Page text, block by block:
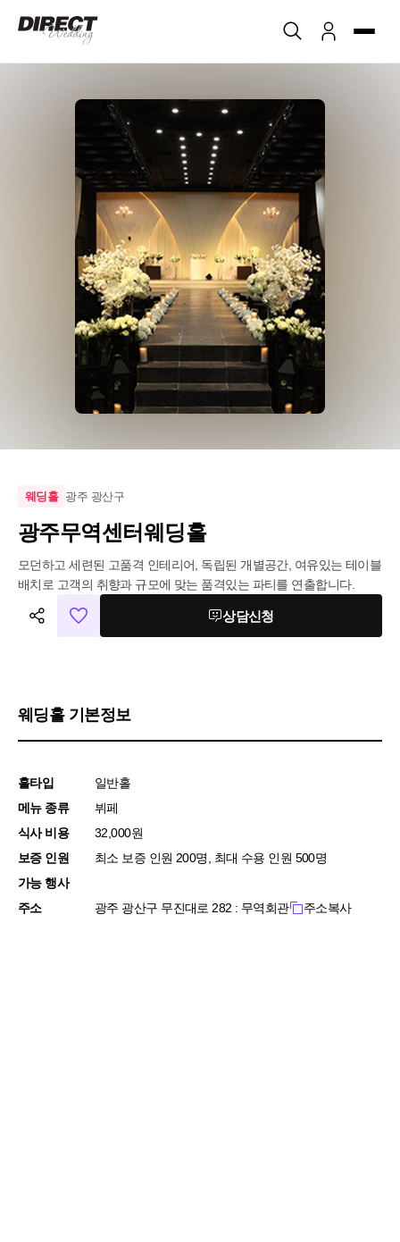
웨딩홀 광주 광산구
광주무역센터웨딩홀
모던하고 세련된 고품격 인테리어, 독립된 개별공간, 여유있는 테이블
배치로 고객의 취향과 규모에 맞는 품격있는 파티를 연출합니다.
상담신청
웨딩홀 기본정보
홀타입
일반홀
메뉴 종류
뷔페
식사 비용
32,000원
보증 인원
최소 보증 인원 200명, 최대 수용 인원 500명
가능 행사
주소
광주 광산구 무진대로 282 : 무역회관 주소복사